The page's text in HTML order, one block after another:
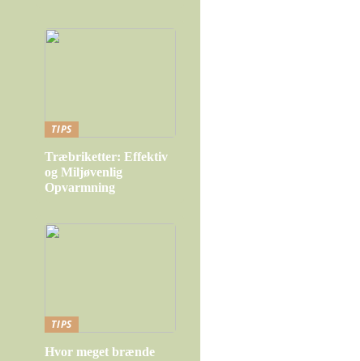
TIPS
Træbriketter: Effektiv
og Miljøvenlig
Opvarmning
TIPS
Hvor meget brænde